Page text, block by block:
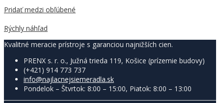
Pridať medzi obľúbené
Rýchly náhľad
Kvalitné meracie prístroje s garanciou najnižších cien.
PRENX s. r. o., Južná trieda 119, Košice (prízemie budovy)
(+421) 914 773 737
info@najlacnejsiemeradla.sk
Pondelok – Štvrtok: 8:00 – 15:00, Piatok: 8:00 – 13:00